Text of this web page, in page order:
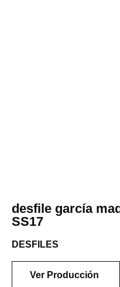
desfile garcía
SS17
DESFILES
Ver Producción